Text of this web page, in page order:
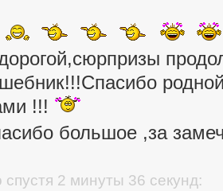
!!!
большое ,за
2 минуты 36 секунд: